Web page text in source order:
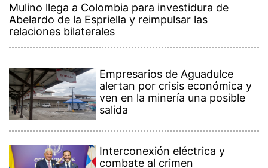
Mulino llega a Colombia para investidura de
Abelardo de la Espriella y reimpulsar las
relaciones bilaterales
Empresarios de Aguadulce
alertan por crisis económica y
ven en la minería una posible
salida
Interconexión eléctrica y
combate al crimen